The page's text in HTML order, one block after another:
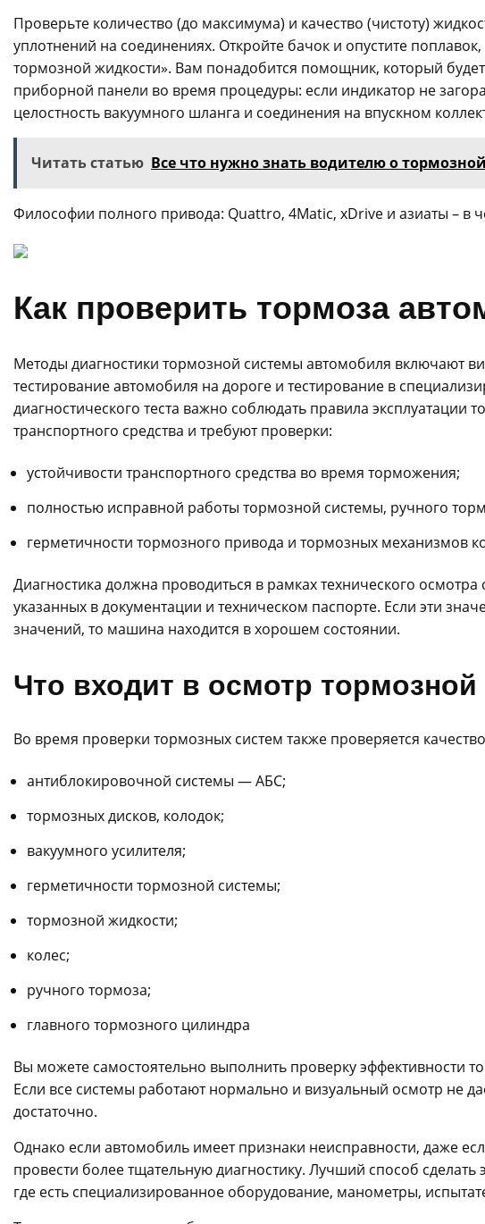
Проверьте количество (до максимума) и качество (чистоту)
уплотнений на соединениях. Откройте бачок и опустите
тормозной жидкости». Вам понадобится помощник, который
приборной панели во время процедуры: если индикатор не
целостность вакуумного шланга и соединения на впускном
Читать статью Все что нужно знать водителю о
Философии полного привода: Quattro, 4Matic, xDrive и азиаты – в
Как проверить тормоза
Методы диагностики тормозной системы автомобиля включают
тестирование автомобиля на дороге и тестирование в
диагностического теста важно соблюдать правила эксплуатации
транспортного средства и требуют проверки:
устойчивости транспортного средства во время торможения;
полностью исправной работы тормозной системы, ручного
герметичности тормозного привода и тормозных механизмов
Диагностика должна проводиться в рамках технического
указанных в документации и техническом паспорте. Если эти
значений, то машина находится в хорошем состоянии.
Что входит в осмотр
Во время проверки тормозных систем также проверяется
антиблокировочной системы — АБС;
тормозных дисков, колодок;
вакуумного усилителя;
герметичности тормозной системы;
тормозной жидкости;
колес;
ручного тормоза;
главного тормозного цилиндра
Вы можете самостоятельно выполнить проверку эффективности
Если все системы работают нормально и визуальный осмотр не
достаточно.
Однако если автомобиль имеет признаки неисправности, даже
провести более тщательную диагностику. Лучший способ
где есть специализированное оборудование, манометры,